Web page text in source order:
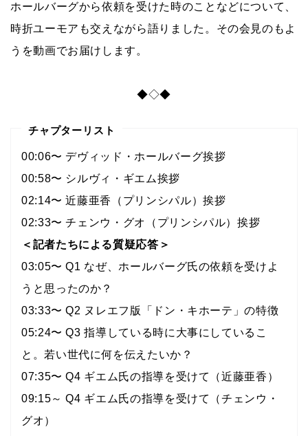
ホールバーグから依頼を受けた時のことなどについて、
時折ユーモアも交えながら語りました。その会見のもよ
うを動画でお届けします。
◆◇◆
チャプターリスト
00:06〜 デヴィッド・ホールバーグ挨拶
00:58〜 シルヴィ・ギエム挨拶
02:14〜 近藤亜香（プリンシパル）挨拶
02:33〜 チェンウ・グオ（プリンシパル）挨拶
＜記者たちによる質疑応答＞
03:05〜 Q1 なぜ、ホールバーグ氏の依頼を受けよ
うと思ったのか？
03:33〜 Q2 ヌレエフ版「ドン・キホーテ」の特徴
05:24〜 Q3 指導している時に大事にしているこ
と。若い世代に何を伝えたいか？
07:35〜 Q4 ギエム氏の指導を受けて（近藤亜香）
09:15～ Q4 ギエム氏の指導を受けて（チェンウ・
グオ）